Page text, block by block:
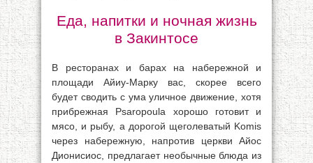
Еда, напитки и ночная жизнь
в Закинтосе
В ресторанах и барах на набережной и
площади Айиу-Марку вас, скорее всего
будет сводить с ума уличное движение, хотя
прибрежная Psaropoula хорошо готовит и
мясо, и рыбу, а дорогой щеголеватый Komis
через набережную, напротив церкви Айос
Дионисиос, предлагает необычные блюда из